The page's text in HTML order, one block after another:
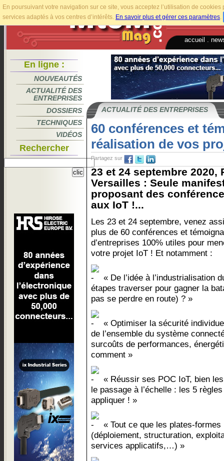
En poursuivant votre navigation sur ce site, vous acceptez l’utilisation de
services adaptés à vos centres d’intérêts. En savoir plus et gérer ces paramètres.
accueil
En ligne :
NOUVEAUTÉS
ACTUALITÉ DES
ENTREPRISES
DOSSIERS
TECHNIQUES
VIDÉOS
Rechercher
ACTUALITÉ DES ENTREPRISES
60 conférences et
réalisation de vos
Partagez sur
23 et 24 septembre 2020,
Versailles : Seule
proposant des
aux IoT !...
Les 23 et 24 septembre, venez
plus de 60 conférences et
d’entreprises 100% utiles pour
votre projet IoT ! Et notamment :
« De l’idée à l’industrialisation
étapes traverser pour gagner la
pas se perdre en route) ? »
« Optimiser la sécurité
de l’ensemble du système
surcoûts de performances,
comment »
« Réussir ses POC IoT, bien
le passage à l’échelle : les 5
appliquer ! »
« Tout ce que les plates-
(déploiement, structuration,
services applicatifs,…) »